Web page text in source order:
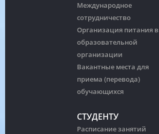
Международное
сотрудничество
Организация питания в
образовательной
организации
Вакантные места для
приема (перевода)
обучающихся
СТУДЕНТУ
Расписание занятий